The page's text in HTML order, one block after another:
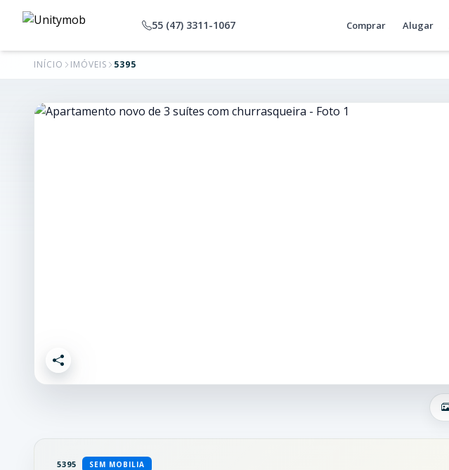
55 (47) 3311-1067 Comprar Alugar
INÍCIO IMÓVEIS 5395
5395 SEM MOBILIA